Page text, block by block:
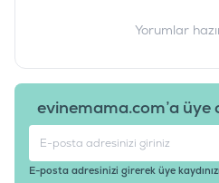
Yorumlar
evinemama.com’a üye
E-posta adresinizi girerek üye